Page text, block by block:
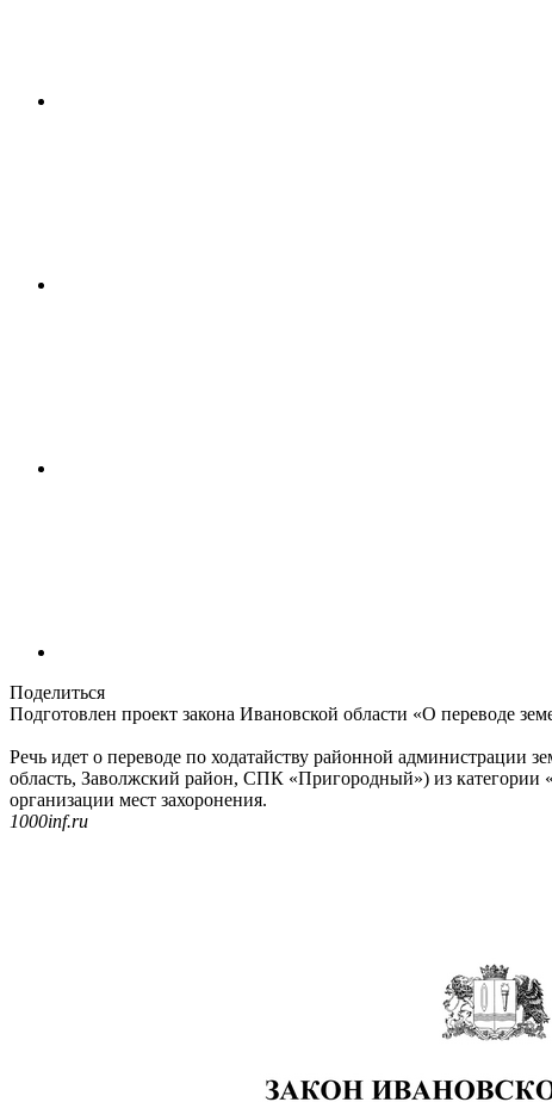
Поделиться
Подготовлен проект закона Ивановской области «О переводе
Речь идет о переводе по ходатайству районной администрации
область, Заволжский район, СПК «Пригородный») из категории
организации мест захоронения.
1000inf.ru